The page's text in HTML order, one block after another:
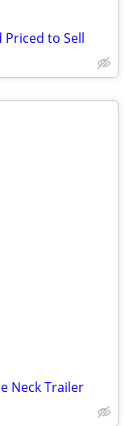
Priced to Sell
Neck Trailer